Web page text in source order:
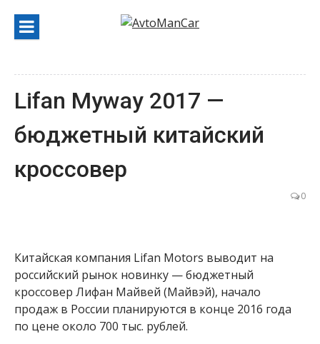
содержанию
Lifan Myway 2017 —
бюджетный китайский
кроссовер
0
Китайская компания Lifan Motors выводит на
российский рынок новинку — бюджетный
кроссовер Лифан Майвей (Майвэй), начало
продаж в России планируются в конце 2016 года
по цене около 700 тыс. рублей.